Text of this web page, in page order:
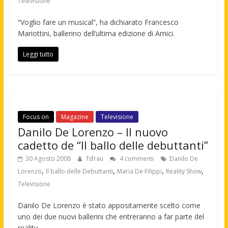
“Voglio fare un musical”, ha dichiarato Francesco
Mariottini, ballerino dell’ultima edizione di Amici.
Leggi tutto
Focus on Magazine Televisione
Danilo De Lorenzo – Il nuovo
cadetto de “Il ballo delle debuttanti”
30 Agosto 2008 fsfrau 4 commenti
Danilo De
Lorenzo, Il ballo delle Debuttanti, Maria De Filippi, Reality Show,
Televisione
Danilo De Lorenzo è stato appositamente scelto come
uno dei due nuovi ballerini che entreranno a far parte del